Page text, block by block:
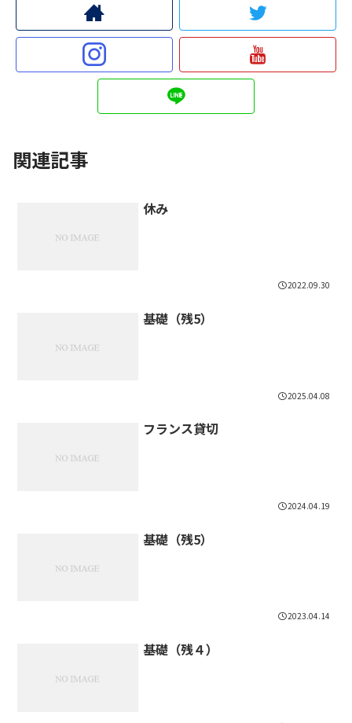
関連記事
休み
2022.09.30
基礎（残5）
2025.04.08
フランス貸切
2024.04.19
基礎（残5）
2023.04.14
基礎（残４）